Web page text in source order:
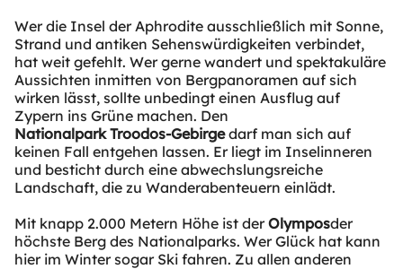
Wer die Insel der Aphrodite ausschließlich mit Sonne,
Strand und antiken Sehenswürdigkeiten verbindet,
hat weit gefehlt. Wer gerne wandert und spektakuläre
Aussichten inmitten von Bergpanoramen auf sich
wirken lässt, sollte unbedingt einen Ausflug auf
Zypern ins Grüne machen. Den
Nationalpark Troodos-Gebirgedarf man sich auf
keinen Fall entgehen lassen. Er liegt im Inselinneren
und besticht durch eine abwechslungsreiche
Landschaft, die zu Wanderabenteuern einlädt.
Mit knapp 2.000 Metern Höhe ist derOlymposder
höchste Berg des Nationalparks. Wer Glück hat kann
hier im Winter sogar Ski fahren. Zu allen anderen